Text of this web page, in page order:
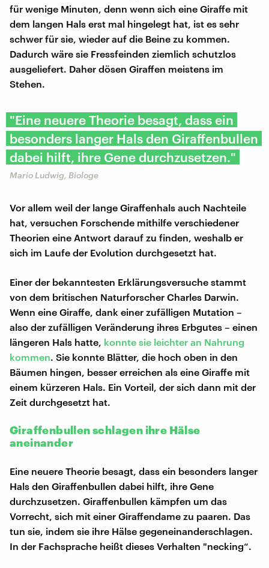
für wenige Minuten, denn wenn sich eine Giraffe mit
dem langen Hals erst mal hingelegt hat, ist es sehr
schwer für sie, wieder auf die Beine zu kommen.
Dadurch wäre sie Fressfeinden ziemlich schutzlos
ausgeliefert. Daher dösen Giraffen meistens im
Stehen.
"Eine neuere Theorie besagt, dass ein
besonders langer Hals den Giraffenbullen
dabei hilft, ihre Gene durchzusetzen."
Mario Ludwig, Biologe
Vor allem weil der lange Giraffenhals auch Nachteile
hat, versuchen Forschende mithilfe verschiedener
Theorien eine Antwort darauf zu finden, weshalb er
sich im Laufe der Evolution durchgesetzt hat.
Einer der bekanntesten Erklärungsversuche stammt
von dem britischen Naturforscher Charles Darwin.
Wenn eine Giraffe, dank einer zufälligen Mutation –
also der zufälligen Veränderung ihres Erbgutes – einen
längeren Hals hatte, konnte sie leichter an Nahrung
kommen. Sie konnte Blätter, die hoch oben in den
Bäumen hingen, besser erreichen als eine Giraffe mit
einem kürzeren Hals. Ein Vorteil, der sich dann mit der
Zeit durchgesetzt hat.
Giraffenbullen schlagen ihre Hälse
aneinander
Eine neuere Theorie besagt, dass ein besonders langer
Hals den Giraffenbullen dabei hilft, ihre Gene
durchzusetzen. Giraffenbullen kämpfen um das
Vorrecht, sich mit einer Giraffendame zu paaren. Das
tun sie, indem sie ihre Hälse gegeneinanderschlagen.
In der Fachsprache heißt dieses Verhalten "necking“.